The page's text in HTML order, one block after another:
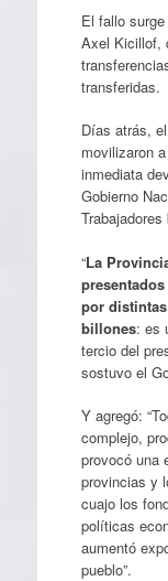
El fallo
Axel Kicillof,
transferidas.
Días atrás,
movilizaron
inmediata
Gobierno
“La
por
billones: es
tercio del
sostuvo el
Y agregó:
complejo,
provocó una
provincias y
cuajo los
políticas
aumentó
pueblo”.